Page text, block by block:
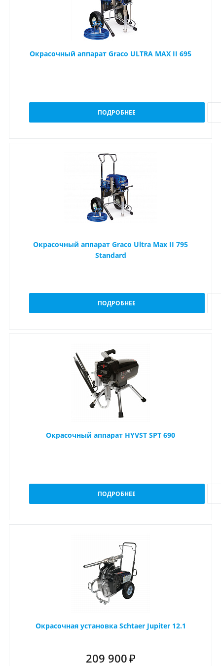
Окрасочный аппарат Graco ULTRA MAX II 695
ПОДРОБНЕЕ
Окрасочный аппарат Graco Ultra Max II 795
Standard
ПОДРОБНЕЕ
Окрасочный аппарат HYVST SPT 690
ПОДРОБНЕЕ
Окрасочная установка Schtaer Jupiter 12.1
209 900 ₽